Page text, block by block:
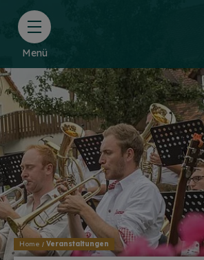
Menü
Home Veranstaltungen